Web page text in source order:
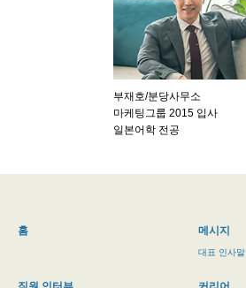
부재호/분당사무소
마케팅그룹 2015 입사
일본어학 전공
홈 메시지
대표 인사말